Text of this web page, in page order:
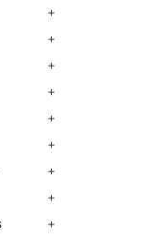
+
+
+
+
+
+
+
+
+